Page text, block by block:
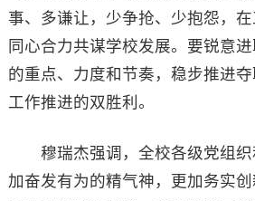
事、多谦让，少争抢、少抱怨，在
同心合力共谋学校发展。要锐意
的重点、力度和节奏，稳步推进
工作推进的双胜利。
穆瑞杰强调，全校各级党组织
加奋发有为的精气神，更加务实